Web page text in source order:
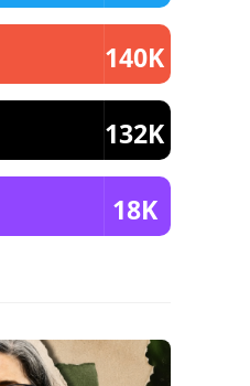
140K
132K
18K